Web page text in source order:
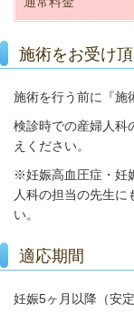
施術をお受け
施術を行う前に『施
検診時での産婦人科
えください。
※妊娠高血圧症・妊
人科の担当の先生に
い。
適応期間
妊娠5ヶ月以降（安